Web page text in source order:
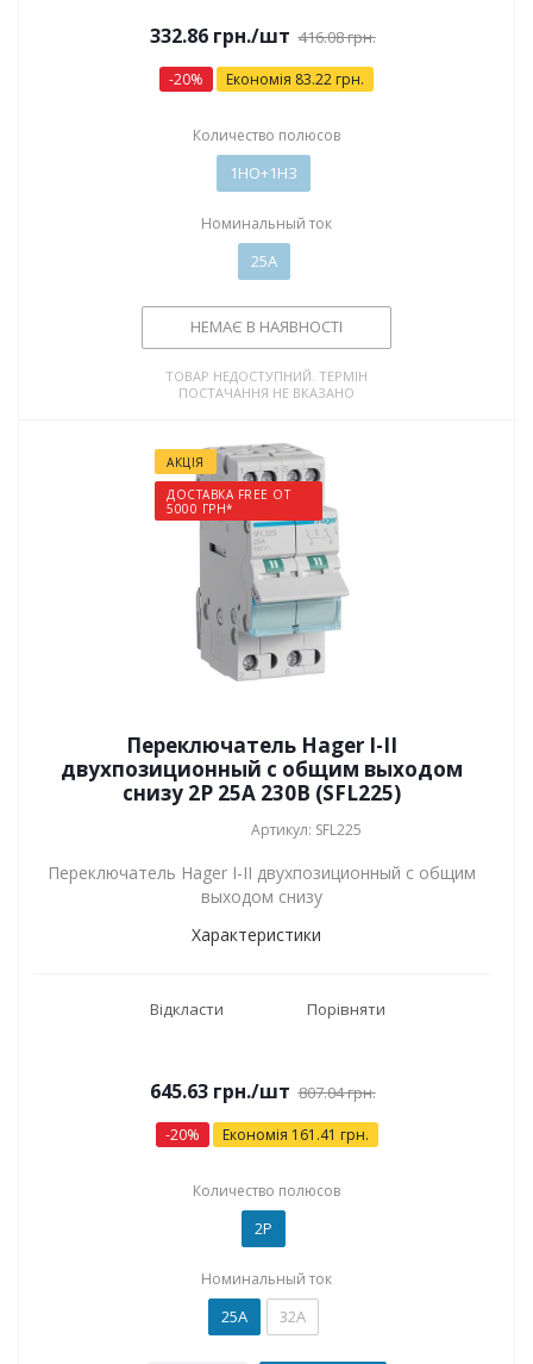
332.86грн./шт 416.08грн.
-20% Економія 83.22 грн.
Количество полюсов
1НО+1НЗ
Номинальный ток
25А
НЕМАЄ В НАЯВНОСТІ
ТОВАР НЕДОСТУПНИЙ. ТЕРМІН
ПОСТАЧАННЯ НЕ ВКАЗАНО
АКЦІЯ
ДОСТАВКА FREE ОТ
5000 ГРН*
Переключатель Hager I-II
двухпозиционный с общим выходом
снизу 2P 25А 230В (SFL225)
Артикул: SFL225
Переключатель Hager I-II двухпозиционный с общим
выходом снизу
Характеристики
Відкласти Порівняти
645.63грн./шт 807.04грн.
-20% Економія 161.41 грн.
Количество полюсов
2P
Номинальный ток
25А 32А